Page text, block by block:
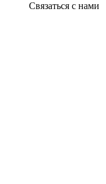
Связаться с нами